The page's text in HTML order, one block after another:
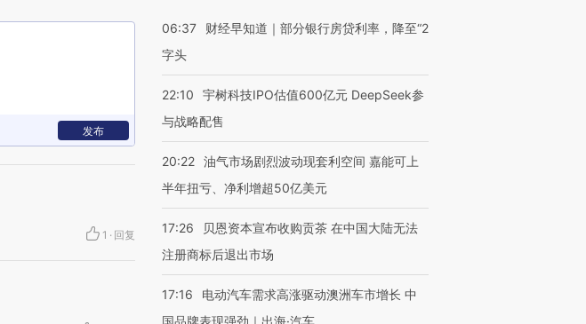
发布
1 · 回复
06:37
财经早知道｜部分银行房贷利率，降至“2
字头
22:10
宇树科技IPO估值600亿元 DeepSeek参
与战略配售
20:22 油气市场剧烈波动现套利空间 嘉能可上
半年扭亏、净利增超50亿美元
17:26
贝恩资本宣布收购贡茶 在中国大陆无法
注册商标后退出市场
17:16
电动汽车需求高涨驱动澳洲车市增长 中
国品牌表现强劲｜出海·汽车